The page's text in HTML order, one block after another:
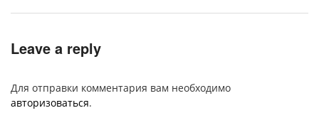
Leave a reply
Для отправки комментария вам необходимо
авторизоваться.